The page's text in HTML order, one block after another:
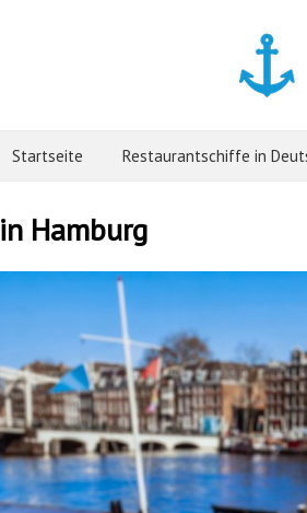
Startseite Restaurantschiffe in
Hamburg